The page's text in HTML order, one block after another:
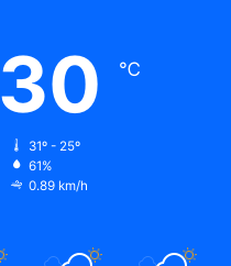
30 ℃
31º - 25º
61%
0.89 km/h